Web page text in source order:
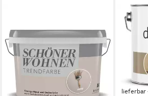
Wandfarbe matt 1,0L cosy
8574
15,99 €
(15,99 €/ 1 l)
lieferbar - in 3-4 Werktagen bei dir
Wand-
Tropf-
42,90 €
(17,16 €/